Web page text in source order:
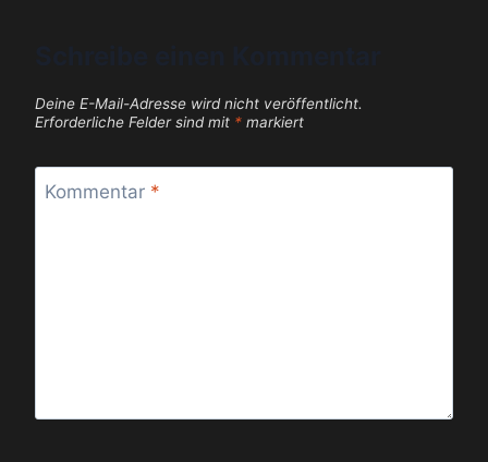
Deine E-Mail-Adresse wird nicht veröffentlicht.
Erforderliche Felder sind mit * markiert
Kommentar *